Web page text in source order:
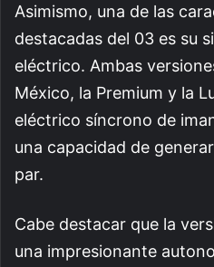
Asimismo, una de las
destacadas del 03 es su
eléctrico. Ambas
México, la Premium y la
eléctrico síncrono de
una capacidad de
par.
Cabe destacar que la
una impresionante